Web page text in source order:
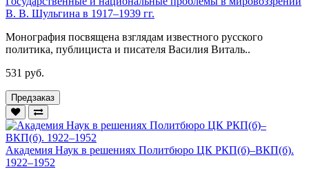
В. В. Шульгина в 1917–1939 гг.
Монография посвящена взглядам известного русского
политика, публициста и писателя Василия Виталь..
531 руб.
Предзаказ
Академия Наук в решениях Политбюро ЦК РКП(б)–ВКП(б).
1922–1952